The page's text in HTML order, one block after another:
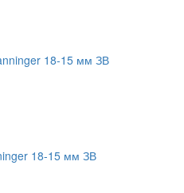
18-15 мм ЗВ